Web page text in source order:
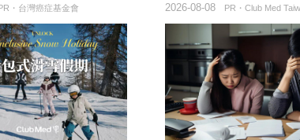
・台灣癌症基金會 PR・Club Med
2026-08-08